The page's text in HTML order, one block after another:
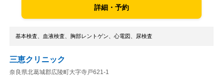
詳細・予約
基本検査、血液検査、胸部レントゲン、心電図、尿検査
三恵クリニック
奈良県北葛城郡広陵町大字寺戸621-1